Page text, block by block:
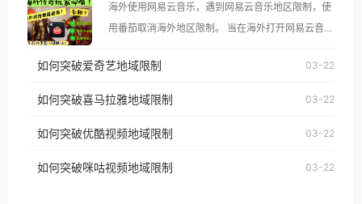
像其他音乐平台一样，出现地区及版权限制问题，且
仅能在中国大陆地区播放。 遇到这个问题的朋友们，
使用番茄回国加速器，即可解决「海外用户收听腾讯
台湾、美国、加拿大、澳大利亚、欧洲等国家和地区
权限制所困扰。
海外使用网易云音乐，遇到网易云音乐地区限制，使
用番茄取消海外地区限制。 当在海外打开网易云音
播放”的提示语。 海外用户如香港、澳门、台湾、美
国、加拿大、澳大利亚、欧洲等国家和地区时，网易
制问题，且仅能在中国大陆地区播放。 遇到这个问题
户收听网易云音乐地区版权限制」的问题，无论人在
如何突破爱奇艺地域限制 03-22
如何突破喜马拉雅地域限制 03-22
如何突破优酷视频地域限制 03-22
如何突破咪咕视频地域限制 03-22